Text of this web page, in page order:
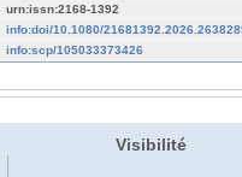
urn:issn:2168-1392
info:doi/10.1080/
info:scp/105033373426
Visibilité